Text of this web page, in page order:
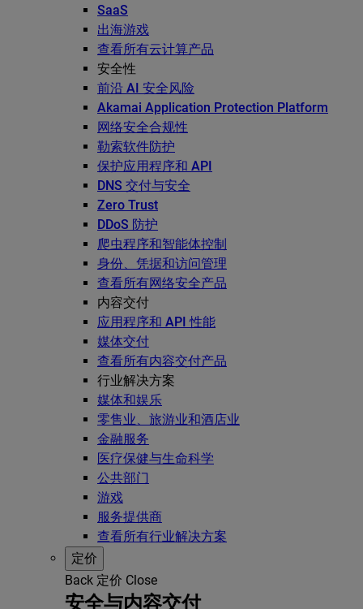
SaaS
出海游戏
查看所有云计算产品
安全性
前沿 AI 安全风险
Akamai Application Protection Platform
网络安全合规性
勒索软件防护
保护应用程序和 API
DNS 交付与安全
Zero Trust
DDoS 防护
爬虫程序和智能体控制
身份、凭据和访问管理
查看所有网络安全产品
内容交付
应用程序和 API 性能
媒体交付
查看所有内容交付产品
行业解决方案
媒体和娱乐
零售业、旅游业和酒店业
金融服务
医疗保健与生命科学
公共部门
游戏
服务提供商
查看所有行业解决方案
定价
Back 定价 Close
安全与内容交付